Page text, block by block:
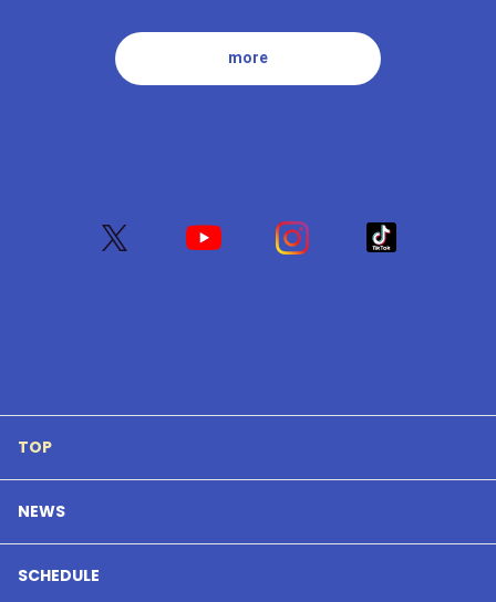
more
TOP
NEWS
SCHEDULE